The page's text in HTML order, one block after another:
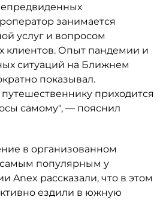
занимается
услуг и вопросом
клиентов. Опыт пандемии и
ситуаций на Ближнем
показывал.
приходится
самому", — пояснил
в организованном
самым популярным у
Anex рассказали, что в этом
ездили в южную